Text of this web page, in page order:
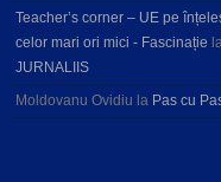
Teacher’s corner – UE pe
celor mari ori mici - Fascinație
JURNALIIS
Moldovanu Ovidiu la Pas cu